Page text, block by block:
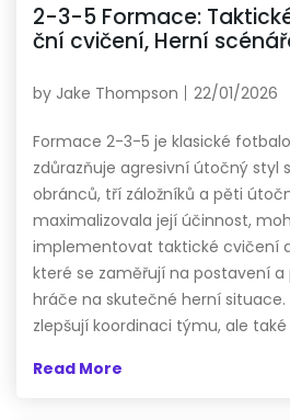
2-3-5 Formace:
ční cvičení, Herní
by Jake Thompson 22/01/2026
Formace 2-3-5 je klasické
zdůrazňuje agresivní útočný styl
obránců, tří záložníků a pěti
maximalizovala její účinnost,
implementovat taktické cvičení
které se zaměřují na postavení
hráče na skutečné herní
zlepšují koordinaci týmu, ale
Read More